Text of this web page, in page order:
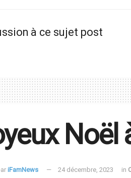
à ce sujet post
Noël
iFamNews 24 décembre, 2023 in